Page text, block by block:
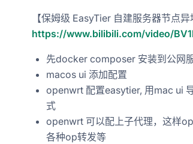
【保姆级 EasyTier 自建服务器节点
https://www.bilibili.com/video/
先docker composer 安装到公网
macos ui 添加配置
openwrt 配置easytier, 用mac ui
式
openwrt 可以配上子代理，这样
各种op转发等